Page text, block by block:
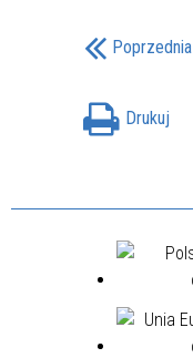
Poprzednia
Drukuj